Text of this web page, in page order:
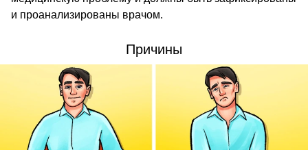
и проанализированы врачом.
Причины